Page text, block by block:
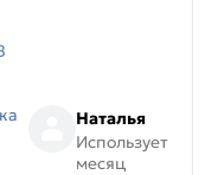
Наталья
Использует
месяц